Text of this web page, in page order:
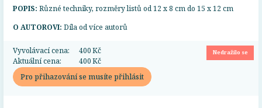
POPIS: Různé techniky, rozměry listů od 12 x 8 cm do 15 x 12 cm
O AUTOROVI: Díla od více autorů
Vyvolávací cena:
400 Kč
Aktuální cena:
400 Kč
Nedražilo se
Pro přihazování se musíte přihlásit